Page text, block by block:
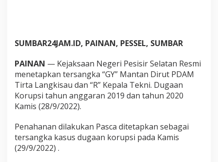
e
i
s
i
r
S
a
t
a
SUMBAR24JAM.ID, PAINAN, PESSEL, SUMBAR
PAINAN — Kejaksaan Negeri Pesisir Selatan Resmi
menetapkan tersangka “GY” Mantan Dirut PDAM
Tirta Langkisau dan “R” Kepala Tekni. Dugaan
Korupsi tahun anggaran 2019 dan tahun 2020
Kamis (28/9/2022).
Penahanan dilakukan Pasca ditetapkan sebagai
tersangka kasus dugaan korupsi pada Kamis
(29/9/2022) .